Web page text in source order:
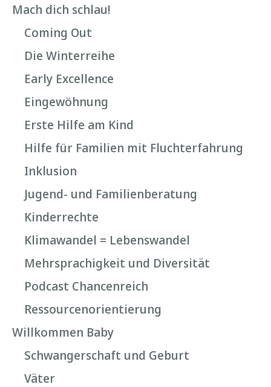
Mach dich schlau!
Coming Out
Die Winterreihe
Early Excellence
Eingewöhnung
Erste Hilfe am Kind
Hilfe für Familien mit Fluchterfahrung
Inklusion
Jugend- und Familienberatung
Kinderrechte
Klimawandel = Lebenswandel
Mehrsprachigkeit und Diversität
Podcast Chancenreich
Ressourcenorientierung
Willkommen Baby
Schwangerschaft und Geburt
Väter